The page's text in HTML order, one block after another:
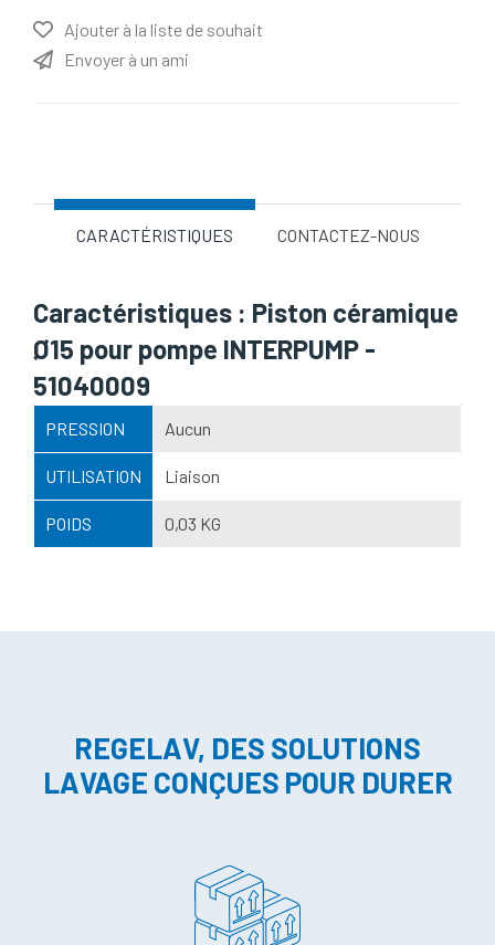
Ajouter à la liste de souhait
Envoyer à un ami
CARACTÉRISTIQUES CONTACTEZ-NOUS
Caractéristiques : Piston céramique
Ø15 pour pompe INTERPUMP -
51040009
PRESSION Aucun
UTILISATION Liaison
POIDS 0,03 KG
REGELAV, DES SOLUTIONS
LAVAGE CONÇUES POUR DURER